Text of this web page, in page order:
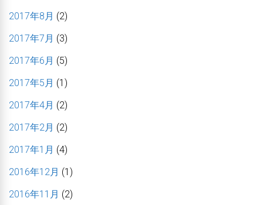
2017年8月 (2)
2017年7月 (3)
2017年6月 (5)
2017年5月 (1)
2017年4月 (2)
2017年2月 (2)
2017年1月 (4)
2016年12月 (1)
2016年11月 (2)